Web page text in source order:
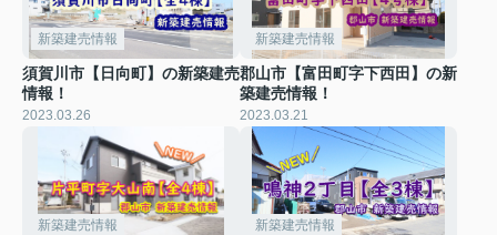
新築建売情報
須賀川市【日向町】の新築建売
情報！
2023.03.26
新築建売情報
郡山市【富田町字下西田】の新
築建売情報！
2023.03.21
新築建売情報 新築建売情報